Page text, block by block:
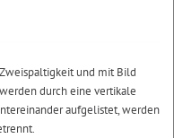
und mit Bild
durch eine vertikale
aufgelistet, werden